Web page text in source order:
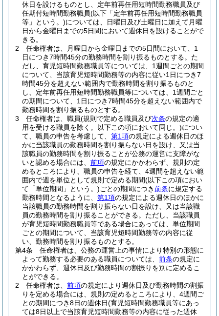
休日を設けるものとし、定年前再任用短時間勤務職員及び
任期付短時間勤務職員(以下「定年前再任用短時間勤務職員
等」という。)については、日曜日及び土曜日に加えて月曜
日から金曜日までの5日間において週休日を設けることがで
きる。
2
任命権者は、月曜日から金曜日までの5日間において、1
日につき7時間45分の勤務時間を割り振るものとする。 た
だし、育児短時間勤務職員等については、1週間ごとの期間
について、当該育児短時間勤務等の内容に従い1日につき7
時間45分を超えない範囲内で勤務時間を割り振るものと
し、定年前再任用短時間勤務職員等については、1週間ごと
の期間について、1日につき7時間45分を超えない範囲内で
勤務時間を割り振るものとする。
3
任命権者は、職員(規則で定める職員及び次条の規定の適
用を受ける職員を除く。以下この項において同じ。)につい
て、職員の申告を考慮して、 第1項の規定による週休日のほ
かに当該職員の勤務時間を割り振らない日を設け、又は当
該職員の勤務時間を割り振ることが公務の運営に支障がな
いと認める場合には、 前項の規定にかかわらず、規則の定
めるところにより、職員の申告を経て、4週間を超えない範
囲内で週を単位として規則で定める期間(以下この項におい
て「単位期間」という。)ごとの期間につき前条に規定する
勤務時間となるように、 第1項の規定による週休日のほかに
当該職員の勤務時間を割り振らない日を設け、又は当該職
員の勤務時間を割り振ることができる。 ただし、当該職員
が育児短時間勤務職員等である場合にあっては、単位期間
ごとの期間について、当該育児短時間勤務等の内容に従
い、勤務時間を割り振るものとする。
第4条
任命権者は、公務の運営上の事情により特別の形態に
よって勤務する必要のある職員については、 前条の規定に
かかわらず、週休日及び勤務時間の割振りを別に定めるこ
とができる。
2
任命権者は、 前項の規定により週休日及び勤務時間の割振
りを定める場合には、規則の定めるところにより、4週間ご
との期間につき8日の週休日(育児短時間勤務職員等にあっ
ては8日以上で当該育児短時間勤務等の内容に従った週休